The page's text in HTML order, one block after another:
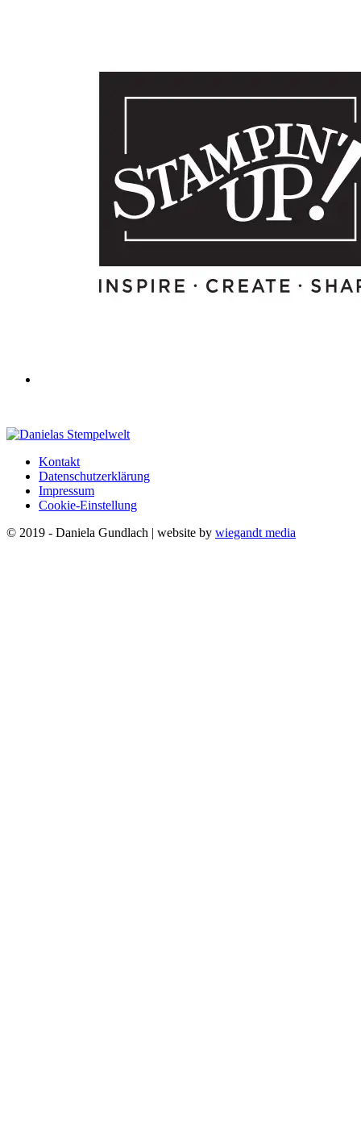
Kontakt
Datenschutzerklärung
Impressum
Cookie-Einstellung
© 2019 - Daniela Gundlach | website by wiegandt media